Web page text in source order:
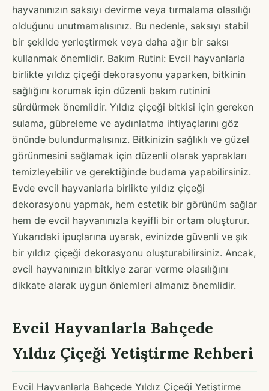
hayvanınızın saksıyı devirme veya tırmalama olasılığı
olduğunu unutmamalısınız. Bu nedenle, saksıyı stabil
bir şekilde yerleştirmek veya daha ağır bir saksı
kullanmak önemlidir. Bakım Rutini: Evcil hayvanlarla
birlikte yıldız çiçeği dekorasyonu yaparken, bitkinin
sağlığını korumak için düzenli bakım rutinini
sürdürmek önemlidir. Yıldız çiçeği bitkisi için gereken
sulama, gübreleme ve aydınlatma ihtiyaçlarını göz
önünde bulundurmalısınız. Bitkinizin sağlıklı ve güzel
görünmesini sağlamak için düzenli olarak yaprakları
temizleyebilir ve gerektiğinde budama yapabilirsiniz.
Evde evcil hayvanlarla birlikte yıldız çiçeği
dekorasyonu yapmak, hem estetik bir görünüm sağlar
hem de evcil hayvanınızla keyifli bir ortam oluşturur.
Yukarıdaki ipuçlarına uyarak, evinizde güvenli ve şık
bir yıldız çiçeği dekorasyonu oluşturabilirsiniz. Ancak,
evcil hayvanınızın bitkiye zarar verme olasılığını
dikkate alarak uygun önlemleri almanız önemlidir.
Evcil Hayvanlarla Bahçede
Yıldız Çiçeği Yetiştirme Rehberi
Evcil Hayvanlarla Bahçede Yıldız Çiçeği Yetiştirme